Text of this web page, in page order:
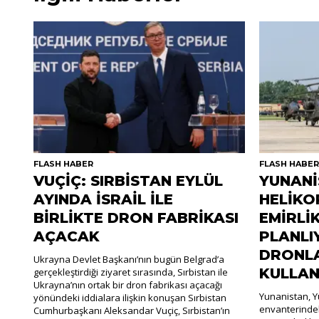
FLASH HABER
VUÇİÇ: SIRBİSTAN EYLÜL
AYINDA İSRAİL İLE
BİRLİKTE DRON FABRİKASI
AÇACAK
Ukrayna Devlet Başkanı’nın bugün Belgrad’a
gerçekleştirdiği ziyaret sırasında, Sırbistan ile
Ukrayna’nın ortak bir dron fabrikası açacağı
yönündeki iddialara ilişkin konuşan Sırbistan
Cumhurbaşkanı Aleksandar Vuçiç, Sırbistan’ın
FLASH HABER
Yunanistan,